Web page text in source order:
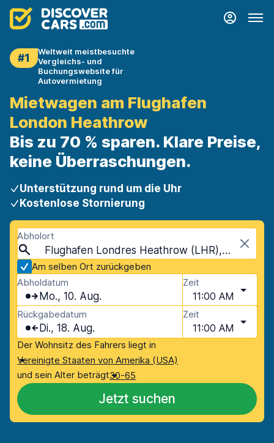
#1
Weltweit meistbesuchte
Vergleichs- und
Buchungswebsite für
Autovermietung
Mietwagen am Flughafen
London Heathrow
Bis zu 70 % sparen. Klare Preise,
keine Überraschungen.
Unterstützung rund um die Uhr
Kostenlose Stornierung
Abholort
Flughafen Londres Heathrow (LHR), London, Vereinigtes Königreich
Am selben Ort zurückgeben
Abholdatum
Mo., 10. Aug.
Zeit
11:00 AM
Rückgabedatum
Di., 18. Aug.
Zeit
11:00 AM
Der Wohnsitz des Fahrers liegt in
Vereinigte Staaten von Amerika (USA)
und sein Alter beträgt30-65
Jetzt suchen